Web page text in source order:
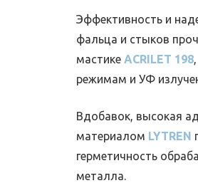
Эффективность и
фальца и стыков
мастике ACRILET 198
режимам и УФ
Вдобавок, высокая
материалом LYTREN
герметичность
металла.